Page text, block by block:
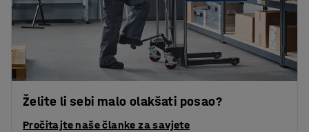
Želite li sebi malo olakšati posao?
Pročitajte naše članke za savjete